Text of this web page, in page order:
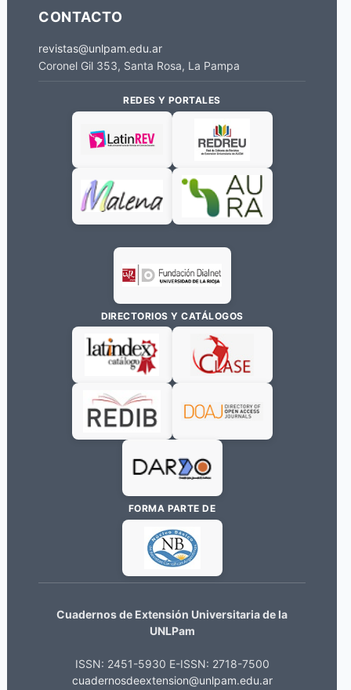
CONTACTO
revistas@unlpam.edu.ar
Coronel Gil 353, Santa Rosa, La Pampa
REDES Y PORTALES
DIRECTORIOS Y CATÁLOGOS
FORMA PARTE DE
Cuadernos de Extensión Universitaria de la
UNLPam
ISSN: 2451-5930 E-ISSN: 2718-7500
cuadernosdeextension@unlpam.edu.ar